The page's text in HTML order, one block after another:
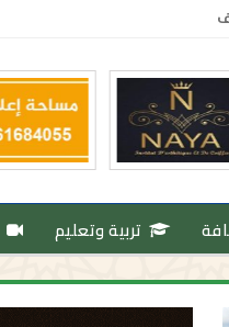
تربية وتعليم